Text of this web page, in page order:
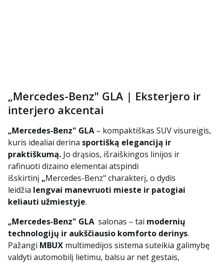
„Mercedes-Benz" GLA | Eksterjero ir
interjero akcentai
„Mercedes-Benz" GLA – kompaktiškas SUV visureigis,
kuris idealiai derina sportišką eleganciją ir
praktiškumą. Jo drąsios, išraiškingos linijos ir
rafinuoti dizaino elementai atspindi
išskirtinį „Mercedes-Benz" charakterį, o dydis
leidžia lengvai manevruoti mieste ir patogiai
keliauti užmiestyje.
„Mercedes-Benz" GLA salonas – tai modernių
technologijų ir aukščiausio komforto derinys.
Pažangi MBUX multimedijos sistema suteikia galimybę
valdyti automobilį lietimu, balsu ar net gestais,